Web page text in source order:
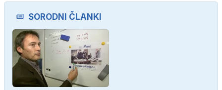
SORODNI ČLANKI